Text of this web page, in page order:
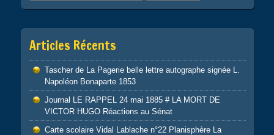
Articles Récents
Tascher de La Pagerie belle lettre autographe signée L.
Napoléon Bonaparte 1853
Journal LE RAPPEL 24 mai 1885 # LA MORT DE
VICTOR HUGO Réactions au Sénat
Carte scolaire Vidal Lablache n°22 Planisphère La